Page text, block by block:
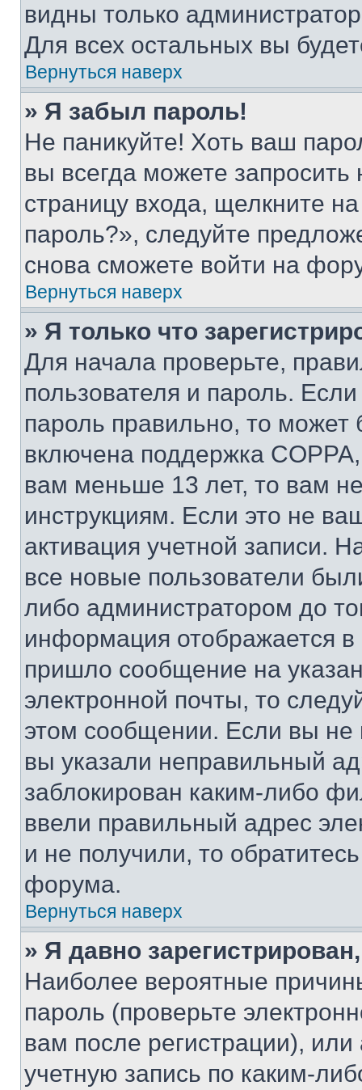
видны только
Для всех остальных вы
Вернуться наверх
» Я забыл пароль!
Не паникуйте! Хоть ваш
вы всегда можете
страницу входа, щелкните
пароль?», следуйте
снова сможете войти на
Вернуться наверх
» Я только что
Для начала проверьте,
пользователя и пароль.
пароль правильно, то может
включена поддержка
вам меньше 13 лет, то вам
инструкциям. Если это не
активация учетной записи.
все новые пользователи
либо администратором до
информация отображается
пришло сообщение на
электронной почты, то
этом сообщении. Если вы
вы указали неправильный
заблокирован каким-либо
ввели правильный адрес
и не получили, то
форума.
Вернуться наверх
» Я давно
Наиболее вероятные
пароль (проверьте
вам после регистрации),
учетную запись по каким-